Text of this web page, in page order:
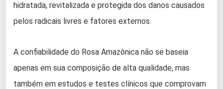
hidratada, revitalizada e protegida dos danos causados
pelos radicais livres e fatores externos.
A confiabilidade do Rosa Amazônica não se baseia
apenas em sua composição de alta qualidade, mas
também em estudos e testes clínicos que comprovam